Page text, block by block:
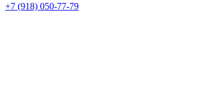
+7 (918) 050-77-79